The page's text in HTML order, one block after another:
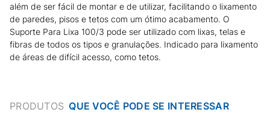
além de ser fácil de montar e de utilizar, facilitando o lixamento
de paredes, pisos e tetos com um ótimo acabamento. O
Suporte Para Lixa 100/3 pode ser utilizado com lixas, telas e
fibras de todos os tipos e granulações. Indicado para lixamento
de áreas de difícil acesso, como tetos.
PRODUTOS